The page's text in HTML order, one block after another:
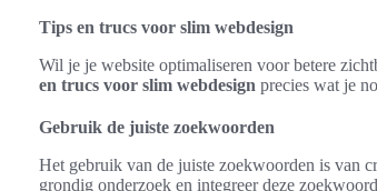
Tips en trucs voor slim webdesign
Wil je je website optimaliseren voor betere
en trucs voor slim webdesign precies wat je
Gebruik de juiste zoekwoorden
Het gebruik van de juiste zoekwoorden is van
grondig onderzoek en integreer deze